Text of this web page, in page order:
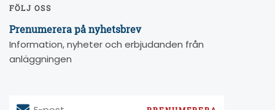
FÖLJ OSS
Prenumerera på nyhetsbrev
Information, nyheter och erbjudanden från
anläggningen